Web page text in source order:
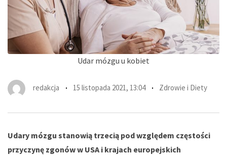
Udar mózgu u kobiet
redakcja 15 listopada 2021, 13:04 Zdrowie i Diety
Udary mózgu stanowią trzecią pod względem częstości
przyczynę zgonów w USA i krajach europejskich